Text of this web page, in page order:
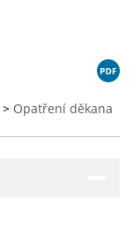
> Opatření děkana